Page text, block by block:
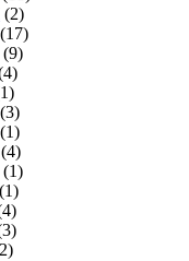
(2)
(17)
(9)
(3)
(1)
(4)
(1)
(1)